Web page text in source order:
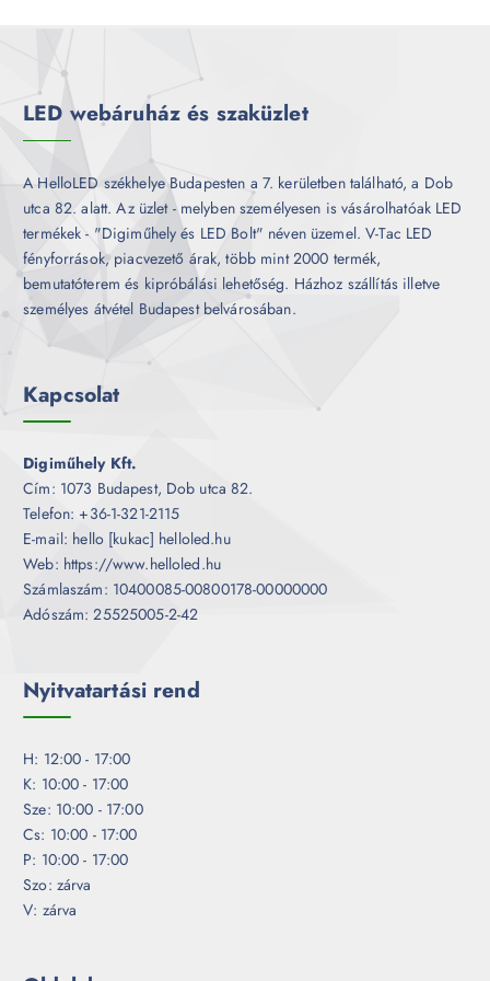
LED webáruház és szaküzlet
A HelloLED székhelye Budapesten a 7. kerületben található, a Dob
utca 82. alatt. Az üzlet - melyben személyesen is vásárolhatóak LED
termékek - "Digiműhely és LED Bolt" néven üzemel. V-Tac LED
fényforrások, piacvezető árak, több mint 2000 termék,
bemutatóterem és kipróbálási lehetőség. Házhoz szállítás illetve
személyes átvétel Budapest belvárosában.
Kapcsolat
Digiműhely Kft.
Cím: 1073 Budapest, Dob utca 82.
Telefon: +36-1-321-2115
E-mail: hello [kukac] helloled.hu
Web: https://www.helloled.hu
Számlaszám: 10400085-00800178-00000000
Adószám: 25525005-2-42
Nyitvatartási rend
H: 12:00 - 17:00
K: 10:00 - 17:00
Sze: 10:00 - 17:00
Cs: 10:00 - 17:00
P: 10:00 - 17:00
Szo: zárva
V: zárva